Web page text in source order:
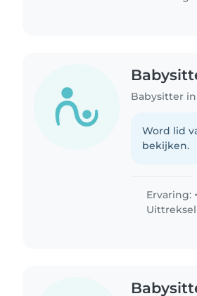
Babysitter
Word lid
bekijken.
Ervaring: